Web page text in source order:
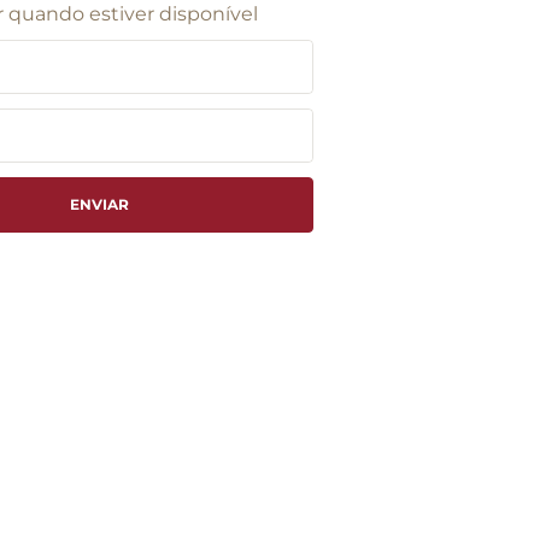
quando estiver disponível
ENVIAR